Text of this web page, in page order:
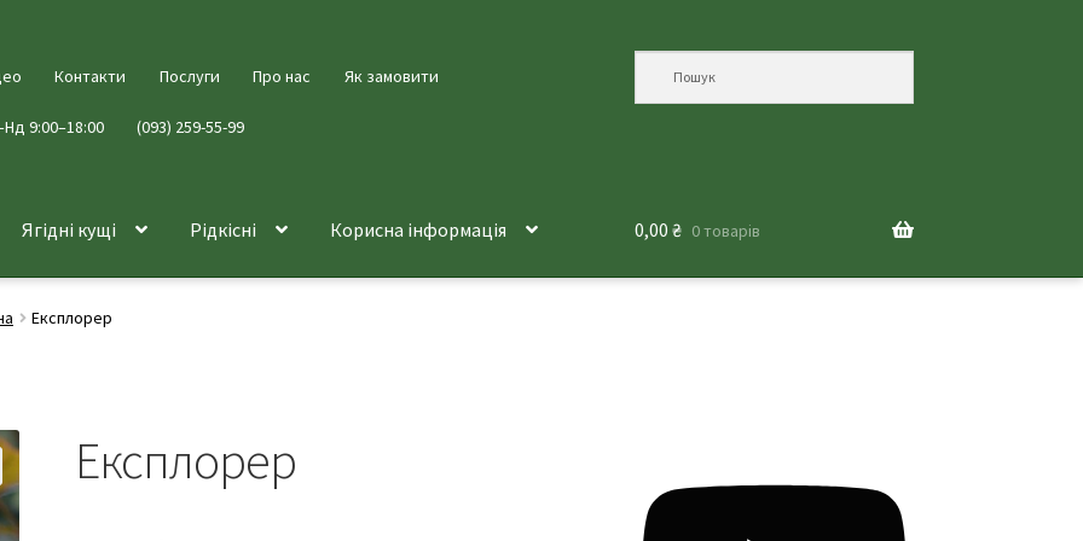
Контакти Послуги Про нас Як замовити
9:00–18:00 (093) 259-55-99
Ягідні кущі Рідкісні Корисна інформація 0,00 ₴ 0 товарів
Експлорер
Експлорер